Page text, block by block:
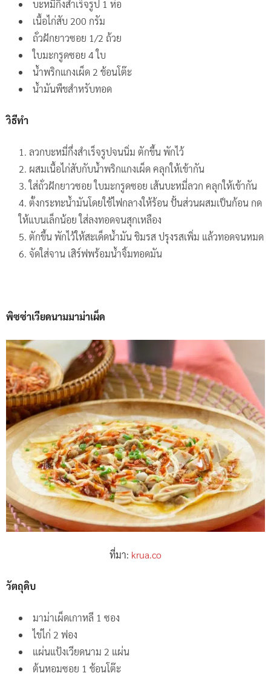
บะหมี่กึ่งสำเร็จรูป 1 ห่อ
เนื้อไก่สับ 200 กรัม
ถั่วฝักยาวซอย 1/2 ถ้วย
ใบมะกรูดซอย 4 ใบ
น้ำพริกแกงเผ็ด 2 ช้อนโต๊ะ
น้ำมันพืชสำหรับทอด
วิธีทำ
ลวกบะหมี่กึ่งสำเร็จรูปจนนิ่ม ตักขึ้น พักไว้
ผสมเนื้อไก่สับกับน้ำพริกแกงเผ็ด คลุกให้เข้ากัน
ใส่ถั่วฝักยาวซอย ใบมะกรูดซอย เส้นบะหมี่ลวก คลุกให้เข้ากัน
ตั้งกระทะน้ำมันโดยใช้ไฟกลางให้ร้อน ปั้นส่วนผสมเป็นก้อน กด
ให้แบนเล็กน้อย ใส่ลงทอดจนสุกเหลือง
ตักขึ้น พักไว้ให้สะเด็ดน้ำมัน ชิมรส ปรุงรสเพิ่ม แล้วทอดจนหมด
จัดใส่จาน เสิร์ฟพร้อมน้ำจิ้มทอดมัน
พิซซ่าเวียดนามมาม่าเผ็ด
ที่มา: krua.co
วัตถุดิบ
มาม่าเผ็ดเกาหลี 1 ซอง
ไข่ไก่ 2 ฟอง
แผ่นแป้งเวียดนาม 2 แผ่น
ต้นหอมซอย 1 ช้อนโต๊ะ